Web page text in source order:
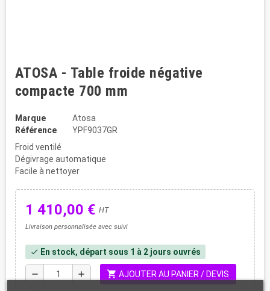
ATOSA - Table froide négative
compacte 700 mm
Marque
Atosa
Référence
YPF9037GR
Froid ventilé
Dégivrage automatique
Facile à nettoyer
1 410,00 € HT
Livraison personnalisée avec suivi
check En stock, départ sous 1 à 2 jours ouvrés
remove add shopping_cart AJOUTER AU PANIER / DEVIS